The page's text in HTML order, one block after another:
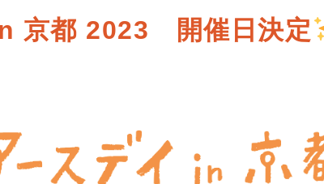
京都 2023 開催日決定